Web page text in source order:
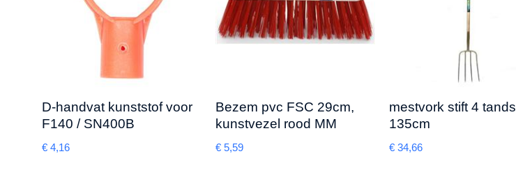
D-handvat kunststof voor
F140 / SN400B
€ 4,16
Bezem pvc FSC 29cm,
kunstvezel rood MM
€5,59
mestvork stift 4 tands
135cm
€34,66